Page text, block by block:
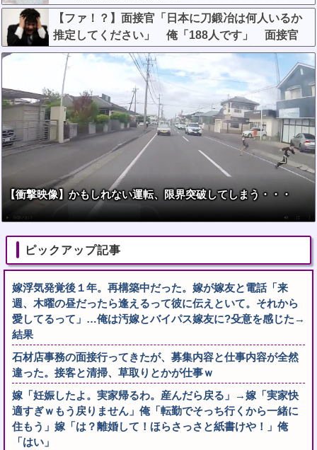
【ファ！？】面接官「日本に刀鍛冶は何人いるか
推定してください」 俺「188人です」 面接官
「どういう風に考えましたか？」 俺「知ってま
した」→この後『こう』なったんだがマジで納得
いかない！！！！！
【衝撃映像】かもしれない運転、限界突破してしまう・・・
ピックアップ記事
嫁浮気発覚後１年。再構築中だった。嫁が嫁友と電話「来
週、木曜の昼だったら逢えるって彼に伝えといて。それから
愛してるって」…俺は汚嫁とバイパス嫁友に?殳意を感じた→
結果
石材店事務の面接行ってきたが、募集内容と仕事内容が全然
違った。接客と清掃、草取りとかが仕事ｗ
嫁「妊娠したよ。実家帰るわ。産んだら戻る」→嫁「実家快
適すぎｗもう戻りません」俺「転勤でそっち行くから一緒に
住もう」嫁「は？離婚して！ほらさっさと紙書けや！」俺
「はい」